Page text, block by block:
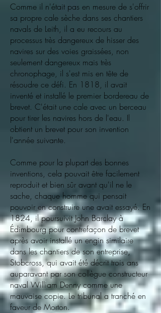
Comme il n'était pas en mesure de s'offrir
sa propre cale sèche dans ses chantiers
navals de Leith, il a eu recours au
processus très dangereux de hisser des
navires sur des voies graissées, non
seulement dangereux mais très
chronophage, il s'est mis en tête de
résoudre ce défi. En 1818, il avait
inventé et installé le premier bordereau de
brevet. C'était une cale avec un berceau
pour tirer les navires hors de l'eau. Il
obtient un brevet pour son invention
l'année suivante.
Comme pour la plupart des bonnes
inventions, cela pouvait être facilement
reproduit et bien sûr avant qu'il ne le
sache, chaque homme qui pensait
pouvoir en construire une avait essayé. En
1824, il poursuivit John Barclay à
Édimbourg pour contrefaçon de brevet
après avoir installé un engin similaire
dans les chantiers de son entreprise,
Stobcross, qui avait été décrit trois ans
auparavant par son collègue constructeur
naval William Denny comme une
mauvaise copie. Le tribunal a tranché en
faveur de Morton.